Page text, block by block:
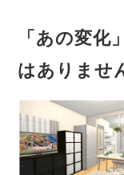
「あの変
はありませ